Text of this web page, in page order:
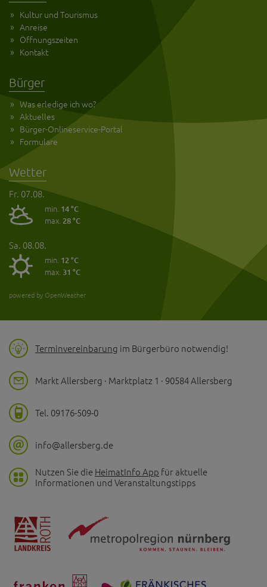
Kultur und Tourismus
Anreise
Öffnungszeiten
Kontakt
Bürger
Was erledige ich wo?
Aktuelles
Bürger-Onlineservice-Portal
Formulare
Wetter
Fr. 07.08.
min. 14 °C
max. 28 °C
Sa. 08.08.
min. 12 °C
max.31 °C
powered by OpenWeather
Terminvereinbarung im Bürgerbüro notwendig!
Markt Allersberg · Marktplatz 1 · 90584 Allersberg
Tel. 09176-509-0
info@allersberg.de
Nutzen Sie dieHeimatInfo App für aktuelle
Informationen und Veranstaltungstipps